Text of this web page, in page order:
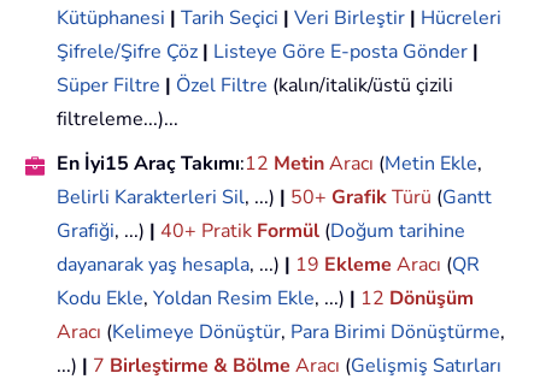
Kütüphanesi | Tarih Seçici | Veri Birleştir | Hücreleri
Şifrele/Şifre Çöz | Listeye Göre E-posta Gönder |
Süper Filtre | Özel Filtre (kalın/italik/üstü çizili
filtreleme...)...
En İyi15 Araç Takımı:12 MetinAracı (Metin Ekle,
Belirli Karakterleri Sil, ...) | 50+ GrafikTürü (Gantt
Grafiği, ...) | 40+ Pratik Formül (Doğum tarihine
dayanarak yaş hesapla, ...) | 19 Ekleme Aracı (QR
Kodu Ekle, Yoldan Resim Ekle, ...) | 12 Dönüşüm
Aracı (Kelimeye Dönüştür, Para Birimi Dönüştürme,
...) | 7 Birleştirme & Bölme Aracı (Gelişmiş Satırları